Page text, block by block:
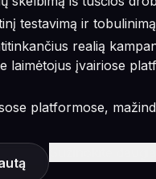
testavimą ir tobulinimą
realią
laimėtojus įvairiose
platformose,